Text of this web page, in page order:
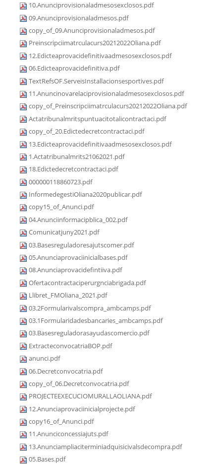
10.Anunciprovisionaladmesosexclosos.pdf
09.Anunciprovisionaladmesos.pdf
copy_of_09.Anunciprovisionaladmesos.pdf
Preinscripciimatrculacurs20212022Oliana.pdf
12.Edicteaprovacidefinitivaadmesosexclosos.pdf
06.Edicteaprovacidefinitiva.pdf
TextRefsOF.ServeisInstallacionsesportives.pdf
11.Anuncinovarelaciprovisionaladmesosexclosos.pdf
copy_of_Preinscripciimatrculacurs20212022Oliana.pdf
Actatribunalmritspuntuacitotalicontractaci.pdf
copy_of_20.Edictedecretcontractaci.pdf
13.Edicteaprovacidefinitivaadmesosexclosos.pdf
1.Actatribunalmrits21062021.pdf
18.Edictedecretcontractaci.pdf
000000118860723.pdf
InformedegestiOliana2020publicar.pdf
copy15_of_Anunci.pdf
04.Anunciinformacipblica_002.pdf
Comunicatjuny2021.pdf
03.Basesreguladoresajutscomer.pdf
05.Anunciaprovaciinicialbases.pdf
08.Anunciaprovacidefintiiva.pdf
Ofertacontractaciperurgnciabrigada.pdf
Llibret_FMOliana_2021.pdf
03.2Formularivalscompra_ambcamps.pdf
03.1Formularidadesbancaries_ambcamps.pdf
03.Basesreguladorasayudascomercio.pdf
ExtracteconvocatriaBOP.pdf
anunci.pdf
06.Decretconvocatria.pdf
copy_of_06.Decretconvocatria.pdf
PROJECTEEXECUCIOMURALLAOLIANA.pdf
12.Anunciaprovaciinicialprojecte.pdf
copy16_of_Anunci.pdf
11.Anunciconcessiajuts.pdf
13.Anunciampliaciterminiadquisicivalsdecompra.pdf
05.Bases.pdf